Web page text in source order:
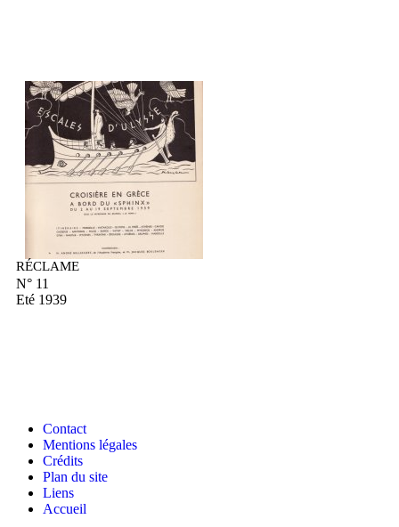
RÉCLAME
N° 11
Eté 1939
Contact
Mentions légales
Crédits
Plan du site
Liens
Accueil